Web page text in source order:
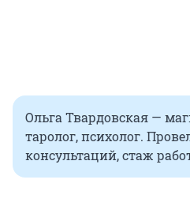
Ольга Твардовская —
таролог, психолог.
консультаций, стаж